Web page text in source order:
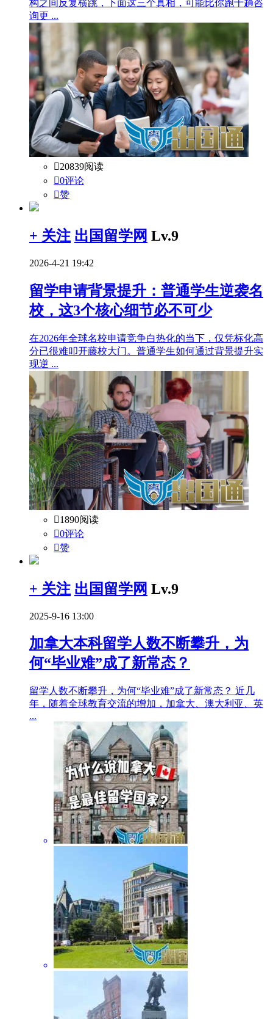
构之间反复横跳，下面这三个真相，可能比你跑十趟咨
询更 ...
20839阅读
0评论
赞
+ 关注 出国留学网 Lv.9
2026-4-21 19:42
留学申请背景提升：普通学生逆袭名
校，这3个核心细节必不可少
在2026年全球名校申请竞争白热化的当下，仅凭标化高
分已很难叩开藤校大门。普通学生如何通过背景提升实
现逆 ...
1890阅读
0评论
赞
+ 关注 出国留学网 Lv.9
2025-9-16 13:00
加拿大本科留学人数不断攀升，为
何“毕业难”成了新常态？
留学人数不断攀升，为何“毕业难”成了新常态？ 近几
年，随着全球教育交流的增加，加拿大、澳大利亚、英
...